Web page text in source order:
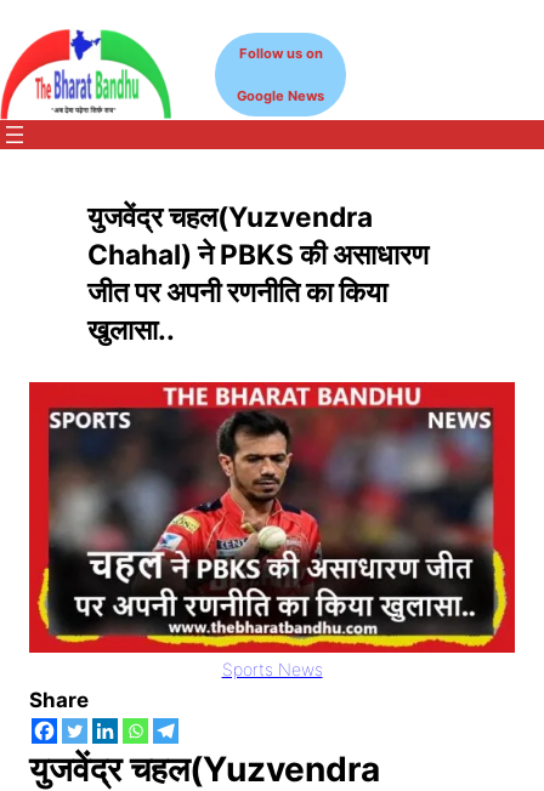
content
Follow us on
Google News
युजवेंद्र चहल(Yuzvendra
Chahal) ने PBKS की असाधारण
जीत पर अपनी रणनीति का किया
खुलासा..
Sports News
Share
युजवेंद्र चहल(Yuzvendra